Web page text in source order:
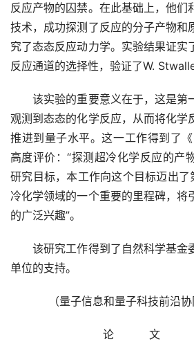
反应产物的囚禁。在此基础上，他们
技术，成功探测了反应的分子产物和
究了态态反应动力学。实验结果证实
反应通道的选择性，验证了W.
该实验的重要意义在于，这是第
观测到态态的化学反应，从而将化学
推进到量子水平。这一工作得到了
高度评价：“探测超冷化学反应的产
研究目标，本工作向这个目标迈出了
冷化学领域的一个重要的里程碑，将
的广泛兴趣”。
该研究工作得到了自然科学基金
单位的支持。
（量子信息和量子科技前沿
论文链